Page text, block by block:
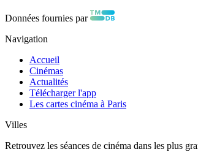
Données fournies par
Navigation
Accueil
Cinémas
Actualités
Télécharger l'app
Les cartes cinéma à Paris
Villes
Retrouvez les séances de cinéma dans les plus